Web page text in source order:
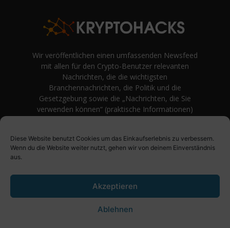
Diese Website benutzt Cookies um das Einkaufserlebnis zu verbessern.
Wenn du die Website weiter nutzt, gehen wir von deinem Einverständnis
aus.
Akzeptieren
Ablehnen
Wir veröffentlichen einen umfassenden Newsfeed
mit allen für den Crypto-Benutzer relevanten
Nachrichten, die die wichtigsten
Branchennachrichten, die Politik und die
Gesetzgebung sowie die „Nachrichten, die Sie
verwenden können“ (praktische Informationen)
Meinungen rund um Kryptowährung. Einfache
Logik und Beispiele aus der Praxis werden vor
bevorzugt.